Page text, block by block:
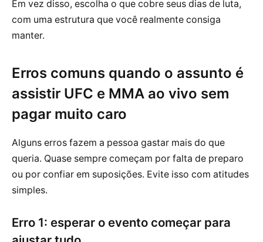
Em vez disso, escolha o que cobre seus dias de luta,
com uma estrutura que você realmente consiga
manter.
Erros comuns quando o assunto é
assistir UFC e MMA ao vivo sem
pagar muito caro
Alguns erros fazem a pessoa gastar mais do que
queria. Quase sempre começam por falta de preparo
ou por confiar em suposições. Evite isso com atitudes
simples.
Erro 1: esperar o evento começar para